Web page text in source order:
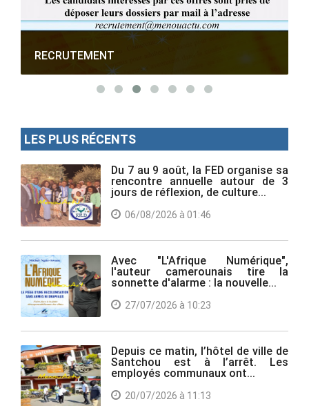
RECRUTEMENT
LES PLUS RÉCENTS
Du 7 au 9 août, la FED organise sa
rencontre annuelle autour de 3
jours de réflexion, de culture...
06/08/2026 à 01:46
Avec "L'Afrique Numérique",
l'auteur camerounais tire la
sonnette d'alarme : la nouvelle...
27/07/2026 à 10:23
Depuis ce matin, l’hôtel de ville de
Santchou est à l’arrêt. Les
employés communaux ont...
20/07/2026 à 11:13